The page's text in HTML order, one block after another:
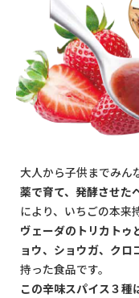
大人から子供までみん
薬で育て、発酵させた
により、いちごの本来
ヴェーダのトリカトゥ
ョウ、ショウガ、クロ
持った食品です。
この辛味スパイス３種